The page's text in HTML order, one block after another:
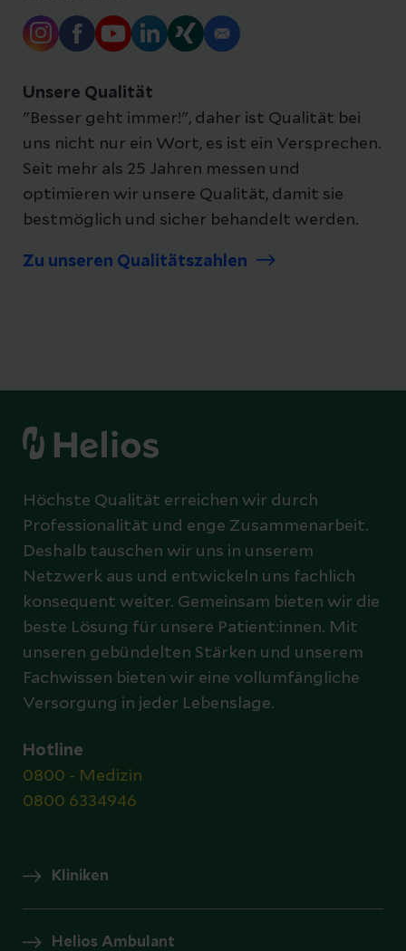
Unsere Qualität
"Besser geht immer!", daher ist Qualität bei
uns nicht nur ein Wort, es ist ein Versprechen.
Seit mehr als 25 Jahren messen und
optimieren wir unsere Qualität, damit sie
bestmöglich und sicher behandelt werden.
Zu unseren Qualitätszahlen
Höchste Qualität erreichen wir durch
Professionalität und enge Zusammenarbeit.
Deshalb tauschen wir uns in unserem
Netzwerk aus und entwickeln uns fachlich
konsequent weiter. Gemeinsam bieten wir die
beste Lösung für unsere Patient:innen. Mit
unseren gebündelten Stärken und unserem
Fachwissen bieten wir eine vollumfängliche
Versorgung in jeder Lebenslage.
Hotline
0800 - Medizin
0800 6334946
Kliniken
Helios Ambulant